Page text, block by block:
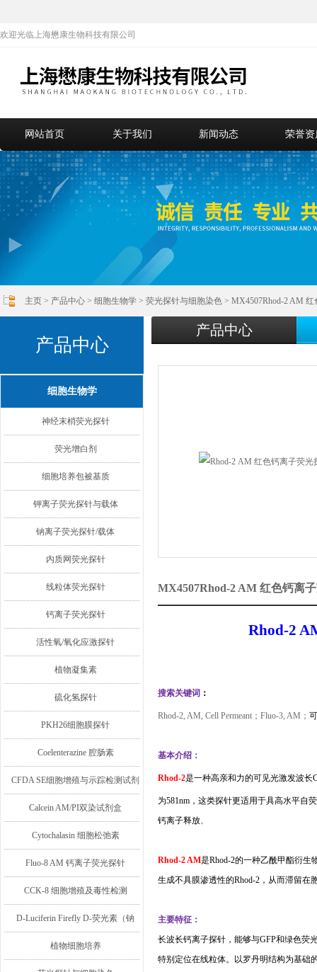
欢迎光临上海懋康生物科技有限公司
网站首页 关于我们 新闻动态 荣誉资
主页 > 产品中心 > 细胞生物学 > 荧光探针与细胞染色 > MX4507Rhod-2 AM
产品中心
细胞生物学
神经末梢荧光探针
荧光增白剂
细胞培养包被基质
钾离子荧光探针与载体
钠离子荧光探针/载体
内质网荧光探针
线粒体荧光探针
钙离子荧光探针
活性氧/氧化应激探针
植物凝集素
硫化氢探针
PKH26细胞膜探针
Coelenterazine 腔肠素
CFDA SE细胞增殖与示踪检测试剂
盒
Calcein AM/PI双染试剂盒
Cytochalasin 细胞松弛素
Fluo-8 AM 钙离子荧光探针
CCK-8 细胞增殖及毒性检测
D-Luciferin Firefly D-荧光素（钠
盐/钾盐/游离酸）
植物细胞培养
产品中心
MX4507Rhod-2 AM 红色钙离
Rhod-2
搜索关键词 ：
Rhod-2, AM, Cell Permeant ； Fluo-3, AM ；
基本介绍：
Rhod-2是一种高亲和力的可见光激发波长
为581nm ，这类探针更适用于具高水平自
钙离子释放。
Rhod-2 AM是Rhod-2的一种乙酰甲酯衍生
生成不具膜渗透性的Rhod-2 ，从而滞留在
主要特征：
长波长钙离子探针，能够与GFP和绿色荧
特别定位在线粒体。以罗丹明结构为基础